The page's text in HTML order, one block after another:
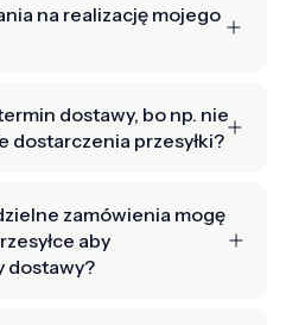
na realizację mojego
dostawy, bo np. nie
dostarczenia przesyłki?
zamówienia mogę
aby
dostawy?